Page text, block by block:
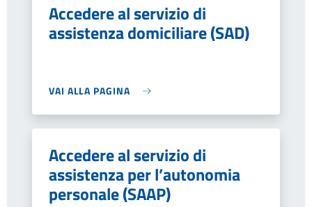
Accedere al servizio di
assistenza domiciliare (SAD)
VAI ALLA PAGINA
Accedere al servizio di
assistenza per l’autonomia
personale (SAAP)